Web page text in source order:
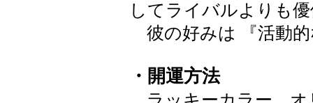
してライバルよりも
彼の好みは 『活動
・開運方法